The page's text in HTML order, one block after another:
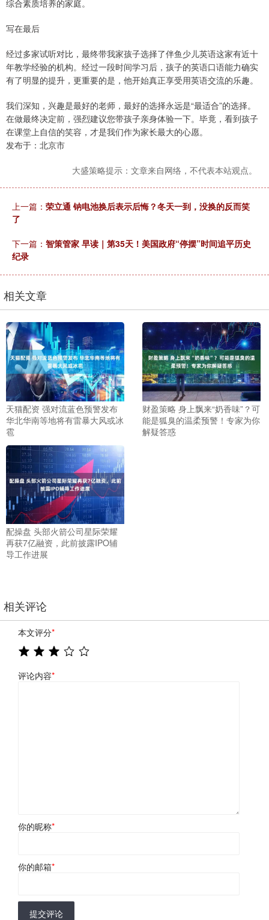
综合素质培养的家庭。
写在最后
经过多家试听对比，最终带我家孩子选择了伴鱼少儿英语这家有近十
年教学经验的机构。经过一段时间学习后，孩子的英语口语能力确实
有了明显的提升，更重要的是，他开始真正享受用英语交流的乐趣。
我们深知，兴趣是最好的老师，最好的选择永远是“最适合”的选择。
在做最终决定前，强烈建议您带孩子亲身体验一下。毕竟，看到孩子
在课堂上自信的笑容，才是我们作为家长最大的心愿。
发布于：北京市
大盛策略提示：文章来自网络，不代表本站观点。
上一篇： 荣立通 钠电池换后表示后悔？冬天一到，没换的反而笑
了
下一篇： 智策管家 早读｜第35天！美国政府“停摆”时间追平历史
纪录
相关文章
天猫配资 强对流蓝色预警发布
华北华南等地将有雷暴大风或冰
雹
财盈策略 身上飘来“奶香味”？可
能是狐臭的温柔预警！专家为你
解疑答惑
配操盘 头部火箭公司星际荣耀
再获7亿融资，此前披露IPO辅
导工作进展
相关评论
本文评分*
评论内容*
你的昵称*
你的邮箱*
提交评论